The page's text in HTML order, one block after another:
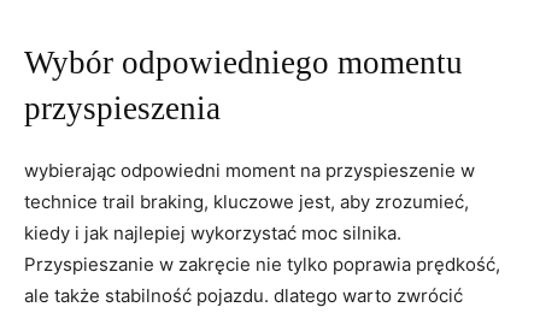
Wybór odpowiedniego momentu
przyspieszenia
wybierając odpowiedni moment na przyspieszenie w
technice trail braking, kluczowe jest, aby zrozumieć,
kiedy i jak najlepiej wykorzystać moc silnika.
Przyspieszanie w zakręcie nie tylko poprawia prędkość,
ale także stabilność pojazdu. dlatego warto zwrócić